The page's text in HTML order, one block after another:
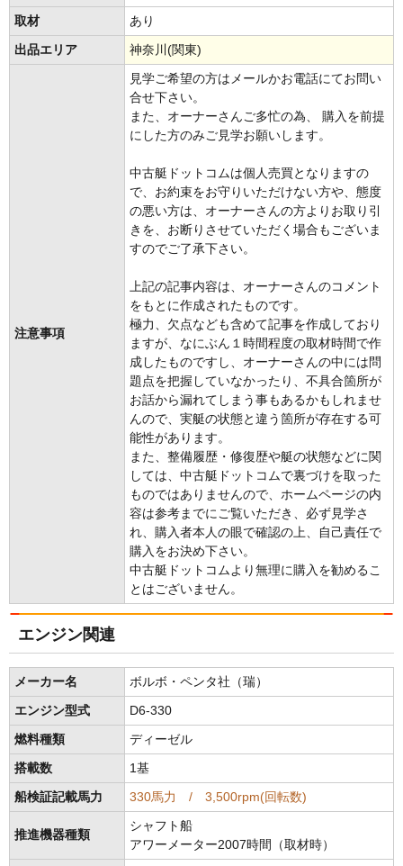
取材 あり
出品エリア 神奈川(関東)
注意事項
見学ご希望の方はメールかお電話にてお問い
合せ下さい。
また、オーナーさんご多忙の為、 購入を前提
にした方のみご見学お願いします。
中古艇ドットコムは個人売買となりますの
で、お約束をお守りいただけない方や、態度
の悪い方は、オーナーさんの方よりお取り引
きを、お断りさせていただく場合もございま
すのでご了承下さい。
上記の記事内容は、オーナーさんのコメント
をもとに作成されたものです。
極力、欠点なども含めて記事を作成しており
ますが、なにぶん１時間程度の取材時間で作
成したものですし、オーナーさんの中には問
題点を把握していなかったり、不具合箇所が
お話から漏れてしまう事もあるかもしれませ
んので、実艇の状態と違う箇所が存在する可
能性があります。
また、整備履歴・修復歴や艇の状態などに関
しては、中古艇ドットコムで裏づけを取った
ものではありませんので、ホームページの内
容は参考までにご覧いただき、必ず見学さ
れ、購入者本人の眼で確認の上、自己責任で
購入をお決め下さい。
中古艇ドットコムより無理に購入を勧めるこ
とはございません。
エンジン関連
メーカー名 ボルボ・ペンタ社（瑞）
エンジン型式 D6-330
燃料種類 ディーゼル
搭載数 1基
船検証記載馬力 330馬力 / 3,500rpm(回転数)
推進機器種類
シャフト船
アワーメーター2007時間（取材時）